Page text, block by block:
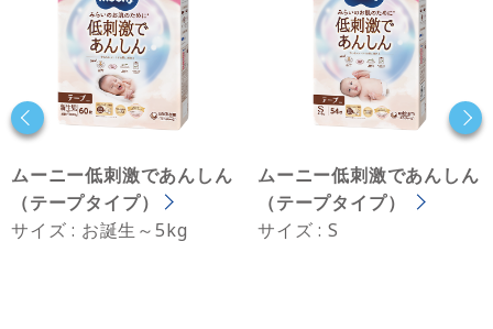
ムーニー低刺激であんしん
（テープタイプ）
サイズ : お誕生～5kg
ムーニー低刺激であんしん
（テープタイプ）
サイズ : S